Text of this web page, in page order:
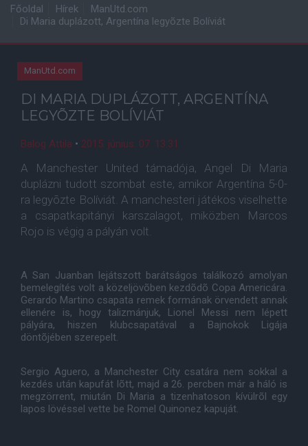
Főoldal Hírek
ManUtd.com
Di Maria duplázott, Argentína legyõzte Bolíviát
ManUtd.com
DI MARIA DUPLÁZOTT, ARGENTÍNA
LEGYÕZTE BOLÍVIÁT
Balog Attila • 2015. június. 07. 13:31
A Manchester United támadója, Angel Di Maria
duplázni tudott szombat este, amikor Argentína 5-0-
ra legyõzte Bolíviát. A manchesteri játékos viselhette
a csapatkapitányi karszalagot, miközben Marcos
Rojo is végig a pályán volt.
A San Juanban lejátszott barátságos találkozó amolyan
bemelegítés volt a közeljövõben kezdõdõ Copa Americára.
Gerardo Martino csapata remek formának örvendett annak
ellenére is, hogy talizmánjuk, Lionel Messi nem lépett
pályára, hiszen klubcsapatával a Bajnokok Ligája
döntõjében szerepelt.
Sergio Aguero, a Manchester City csatára nem sokkal a
kezdés után kapufát lõtt, majd a 26. percben már a háló is
megzörrent, miután Di Maria a tizenhatoson kívülrõl egy
lapos lövéssel vette be Romel Quinonez kapuját.